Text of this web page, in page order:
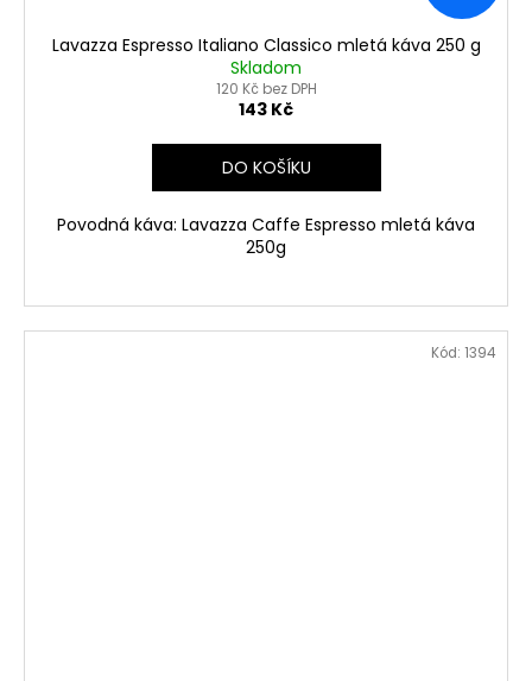
Lavazza Espresso Italiano Classico mletá káva 250 g
Skladom
120 Kč bez DPH
143 Kč
DO KOŠÍKU
Povodná káva: Lavazza Caffe Espresso mletá káva
250g
Kód: 1394